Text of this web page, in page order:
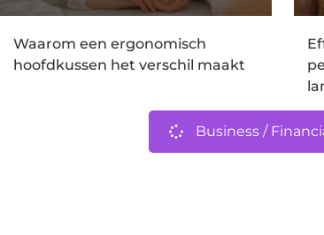
Waarom een ergonomisch
hoofdkussen het verschil maakt
Business /